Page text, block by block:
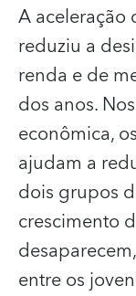
A aceleração
reduziu a
renda e de
dos anos.
econômica,
ajudam a
dois grupos
crescimento
entre os